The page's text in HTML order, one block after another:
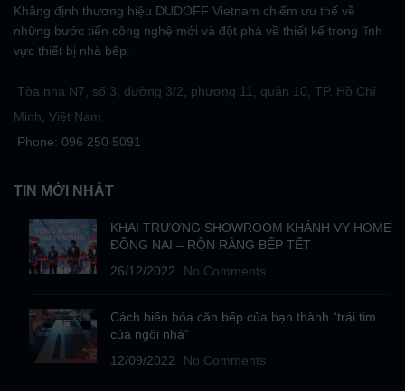
Khẳng định thương hiệu DUDOFF Vietnam chiếm ưu thế về
những bước tiến công nghệ mới và đột phá về thiết kế trong lĩnh
vực thiết bị nhà bếp.
Tòa nhà N7, số 3, đường 3/2, phường 11, quận 10, TP. Hồ Chí
Minh, Việt Nam
Phone: 096 250 5091
TIN MỚI NHẤT
KHAI TRƯƠNG SHOWROOM KHÁNH VY HOME
ĐỒNG NAI – RỘN RÀNG BẾP TẾT
26/12/2022
No Comments
Cách biến hóa căn bếp của bạn thành “trái tim
của ngôi nhà”
12/09/2022
No Comments